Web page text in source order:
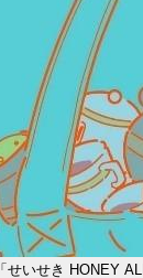
「せいせき HONEY